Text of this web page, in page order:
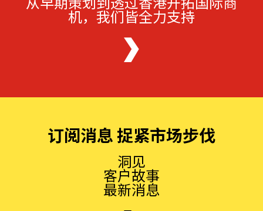
机，我们皆全力支持
订阅消息 捉紧市场步伐
洞见
客户故事
最新消息